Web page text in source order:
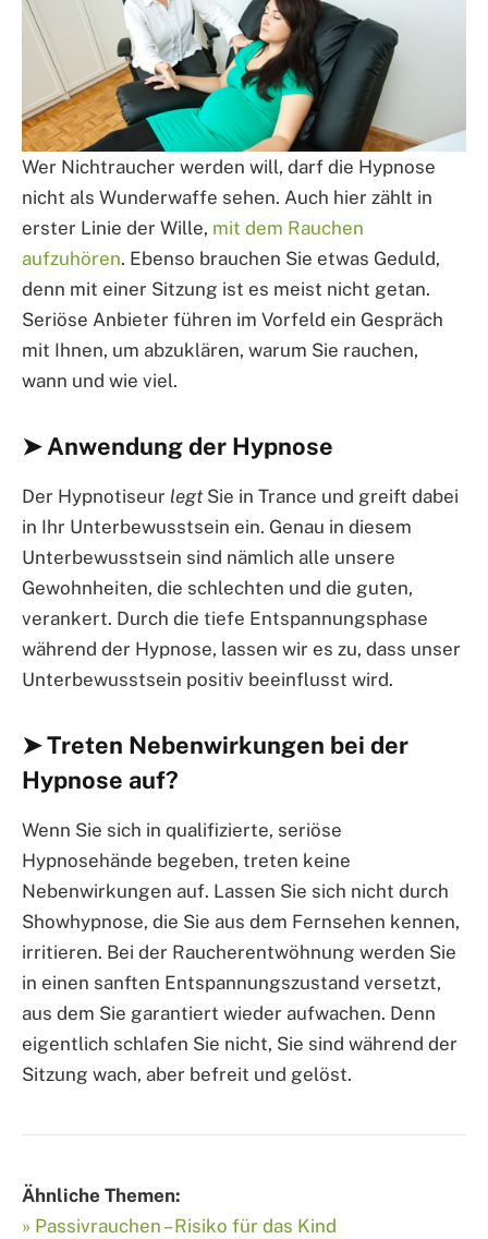
Wer Nichtraucher werden will, darf die Hypnose
nicht als Wunderwaffe sehen. Auch hier zählt in
erster Linie der Wille, mit dem Rauchen
aufzuhören. Ebenso brauchen Sie etwas Geduld,
denn mit einer Sitzung ist es meist nicht getan.
Seriöse Anbieter führen im Vorfeld ein Gespräch
mit Ihnen, um abzuklären, warum Sie rauchen,
wann und wie viel.
➤ Anwendung der Hypnose
Der Hypnotiseur legt Sie in Trance und greift dabei
in Ihr Unterbewusstsein ein. Genau in diesem
Unterbewusstsein sind nämlich alle unsere
Gewohnheiten, die schlechten und die guten,
verankert. Durch die tiefe Entspannungsphase
während der Hypnose, lassen wir es zu, dass unser
Unterbewusstsein positiv beeinflusst wird.
➤ Treten Nebenwirkungen bei der
Hypnose auf?
Wenn Sie sich in qualifizierte, seriöse
Hypnosehände begeben, treten keine
Nebenwirkungen auf. Lassen Sie sich nicht durch
Showhypnose, die Sie aus dem Fernsehen kennen,
irritieren. Bei der Raucherentwöhnung werden Sie
in einen sanften Entspannungszustand versetzt,
aus dem Sie garantiert wieder aufwachen. Denn
eigentlich schlafen Sie nicht, Sie sind während der
Sitzung wach, aber befreit und gelöst.
Ähnliche Themen:
» Passivrauchen – Risiko für das Kind